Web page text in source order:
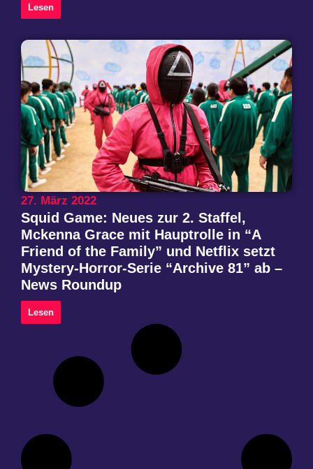
Lesen
27. März 2022
Squid Game: Neues zur 2. Staffel,
Mckenna Grace mit Hauptrolle in “A
Friend of the Family” und Netflix setzt
Mystery-Horror-Serie “Archive 81” ab –
News Roundup
Lesen